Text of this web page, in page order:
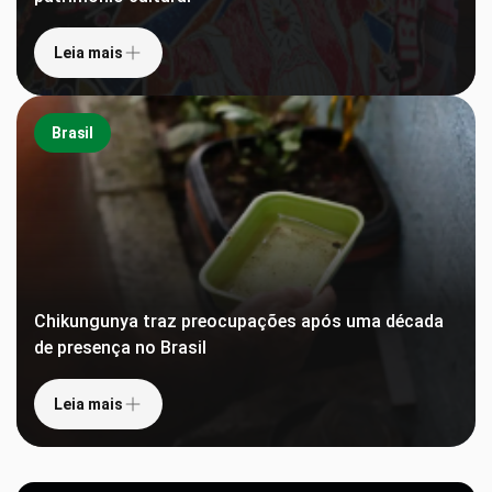
Leia mais
Brasil
Chikungunya traz preocupações após uma década
de presença no Brasil
Leia mais